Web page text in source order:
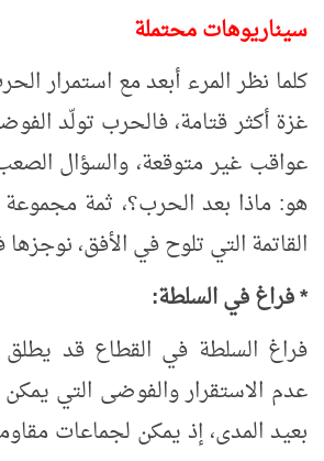
سيناريوهات محتملة
كلما نظر المرء أبعد مع استمرار
غزة أكثر قتامة، فالحرب تولّد
عواقب غير متوقعة، والسؤال
هو: ماذا بعد الحرب؟، ثمة
القاتمة التي تلوح في الأفق،
* فراغ في السلطة:
فراغ السلطة في القطاع قد يطلق
عدم الاستقرار والفوضى التي يمكن
بعيد المدى، إذ يمكن لجماعات